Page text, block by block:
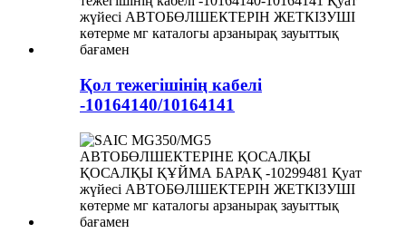
Қол тежегішінің кабелі
-10164140/10164141